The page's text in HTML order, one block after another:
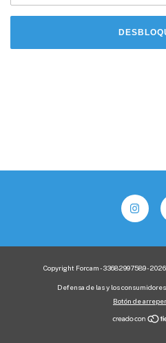
Copyright Forcam - 33682997589 -
Defensa de las y los
Botón de